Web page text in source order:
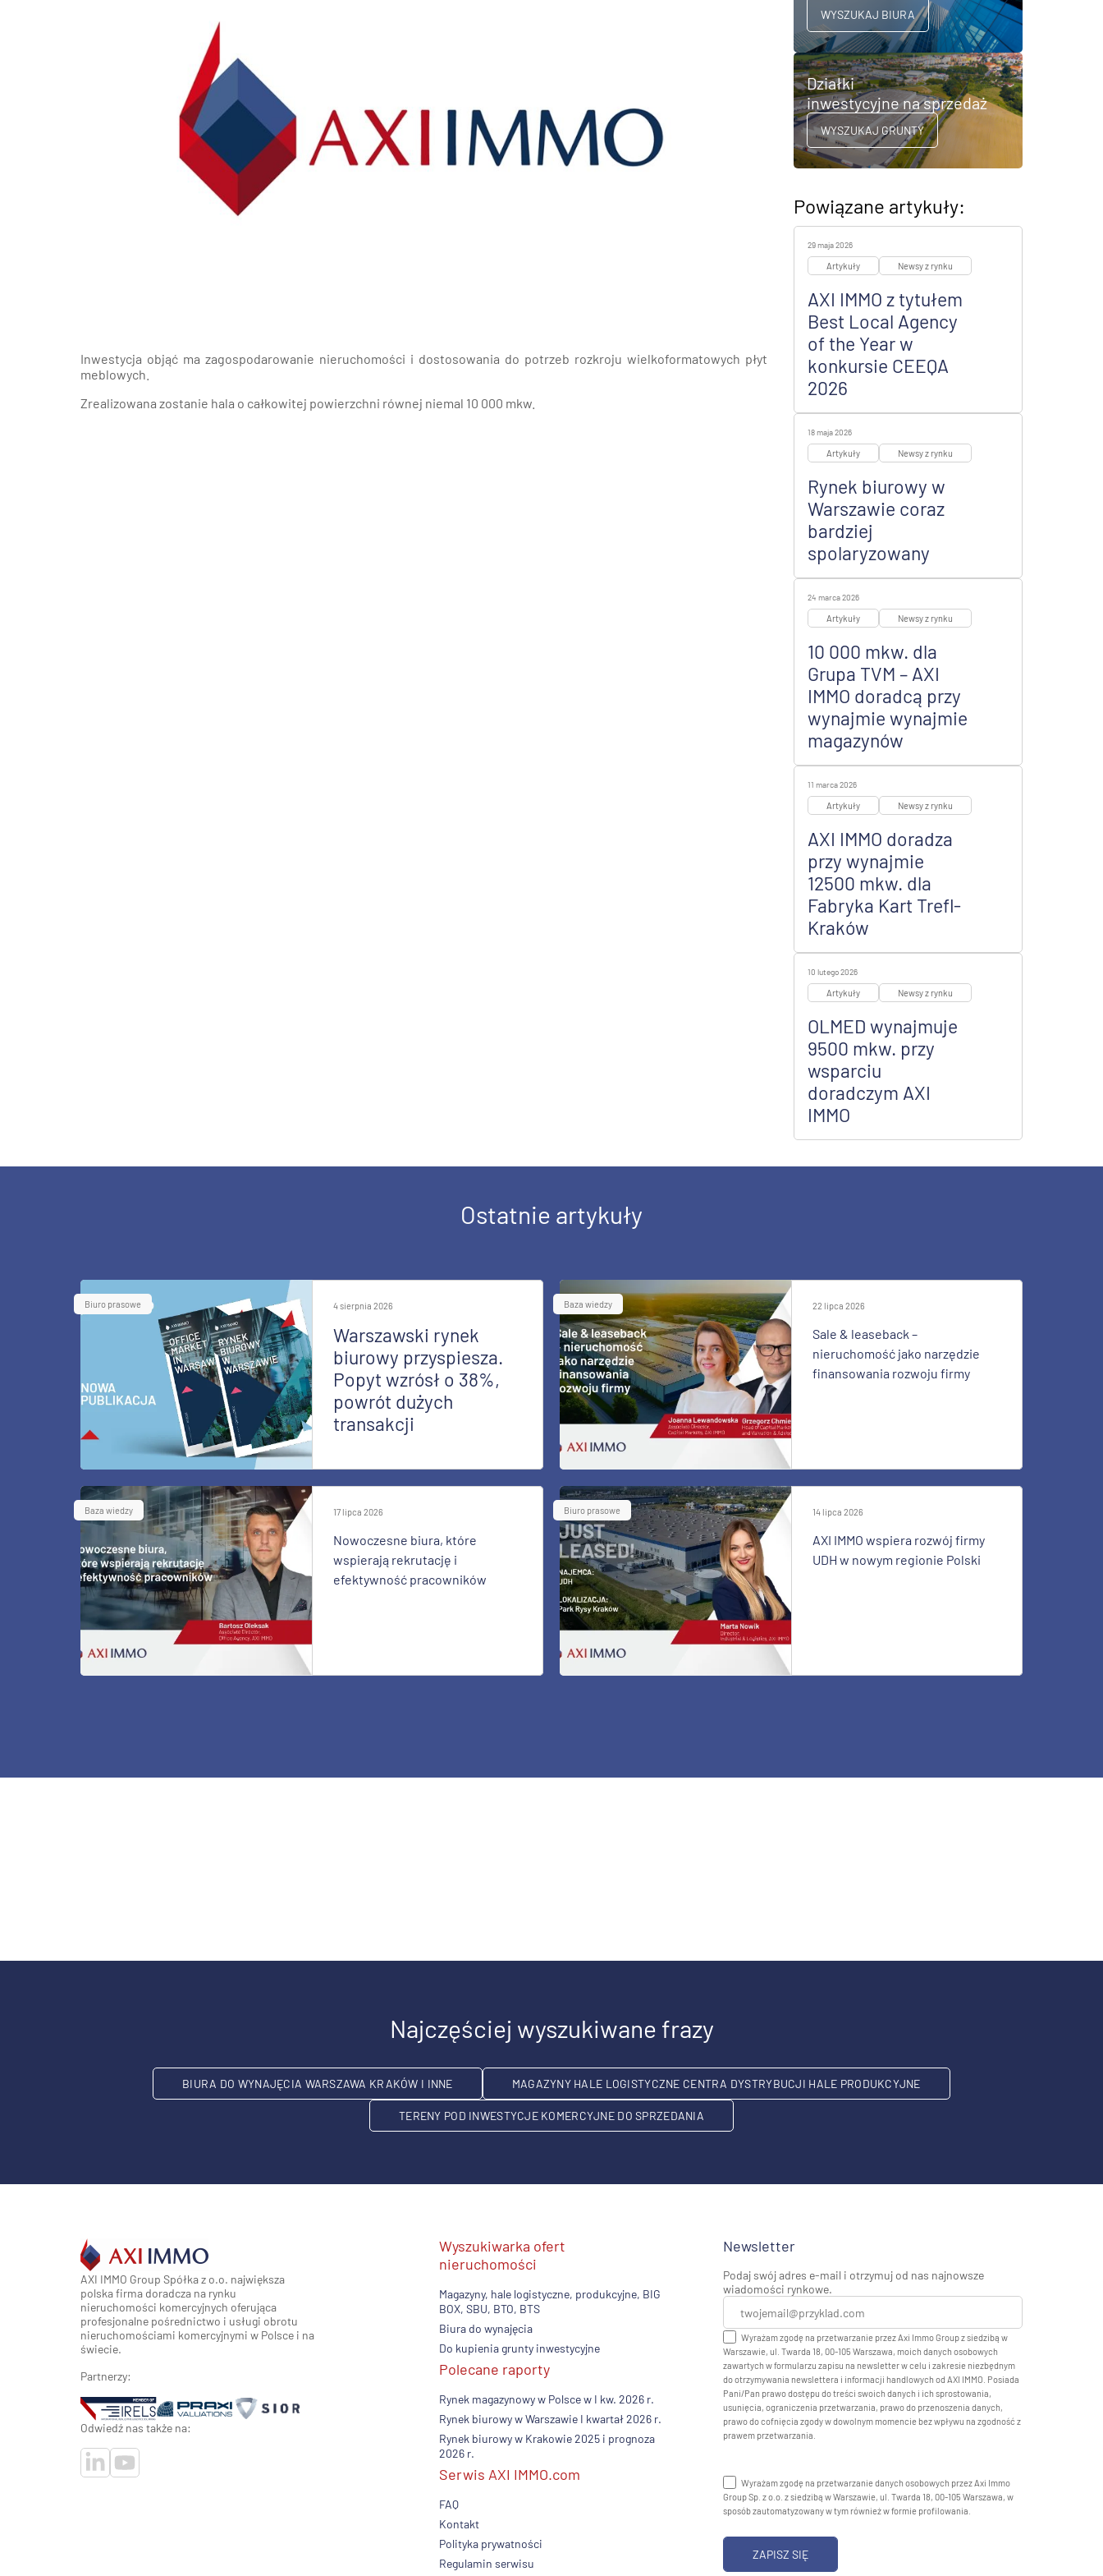
magazynów, hal
logistycznych i
produkcyjnych
Gdańsk i okolice
Inwestycja objąć ma zagospodarowanie nieruchomości i dostosowania do potrzeb rozkroju wielkoformatowych płyt
meblowych.
Zrealizowana zostanie hala o całkowitej powierzchni równej niemal 10 000 mkw.
WYSZUKAJ BIURA
Działki
inwestycyjne na sprzedaż
WYSZUKAJ GRUNTY
Powiązane artykuły:
29 maja 2026
Artykuły Newsy z rynku
AXI IMMO z tytułem
Best Local Agency
of the Year w
konkursie CEEQA
2026
18 maja 2026
Artykuły Newsy z rynku
Rynek biurowy w
Warszawie coraz
bardziej
spolaryzowany
24 marca 2026
Artykuły Newsy z rynku
10 000 mkw. dla
Grupa TVM – AXI
IMMO doradcą przy
wynajmie wynajmie
magazynów
11 marca 2026
Artykuły Newsy z rynku
AXI IMMO doradza
przy wynajmie
12500 mkw. dla
Fabryka Kart Trefl-
Kraków
10 lutego 2026
Artykuły Newsy z rynku
OLMED wynajmuje
9500 mkw. przy
wsparciu
doradczym AXI
IMMO
Ostatnie artykuły
Biuro prasowe 4 sierpnia 2026
Warszawski rynek
biurowy przyspiesza.
Popyt wzrósł o 38%,
powrót dużych
transakcji
Baza wiedzy 22 lipca 2026
Sale & leaseback –
nieruchomość jako narzędzie
finansowania rozwoju firmy
Baza wiedzy 17 lipca 2026
Nowoczesne biura, które
wspierają rekrutację i
efektywność pracowników
Biuro prasowe 14 lipca 2026
AXI IMMO wspiera rozwój firmy
UDH w nowym regionie Polski
Najczęściej wyszukiwane frazy
BIURA DO WYNAJĘCIA WARSZAWA KRAKÓW I INNE MAGAZYNY HALE LOGISTYCZNE CENTRA DYSTRYBUCJI HALE PRODUKCYJNE
TERENY POD INWESTYCJE KOMERCYJNE DO SPRZEDANIA
AXI IMMO Group Spółka z o.o. największa
polska firma doradcza na rynku
nieruchomości komercyjnych oferująca
profesjonalne pośrednictwo i usługi obrotu
nieruchomościami komercyjnymi w Polsce i na
świecie.
Partnerzy:
Odwiedź nas także na:
Wyszukiwarka ofert
nieruchomości
Magazyny, hale logistyczne, produkcyjne, BIG
BOX, SBU, BTO, BTS
Biura do wynajęcia
Do kupienia grunty inwestycyjne
Polecane raporty
Rynek magazynowy w Polsce w I kw. 2026 r.
Rynek biurowy w Warszawie I kwartał 2026 r.
Rynek biurowy w Krakowie 2025 i prognoza
2026 r.
Serwis AXI IMMO.com
FAQ
Kontakt
Polityka prywatności
Regulamin serwisu
Newsletter
Podaj swój adres e-mail i otrzymuj od nas najnowsze
wiadomości rynkowe.
Wyrażam zgodę na przetwarzanie przez Axi Immo Group z siedzibą w
Warszawie, ul. Twarda 18, 00-105 Warszawa, moich danych osobowych
zawartych w formularzu zapisu na newsletter w celu i zakresie niezbędnym
do otrzymywania newslettera i informacji handlowych od AXI IMMO. Posiada
Pani/Pan prawo dostępu do treści swoich danych i ich sprostowania,
usunięcia, ograniczenia przetwarzania, prawo do przenoszenia danych,
prawo do cofnięcia zgody w dowolnym momencie bez wpływu na zgodność z
prawem przetwarzania.
Wyrażam zgodę na przetwarzanie danych osobowych przez Axi Immo
Group Sp. z o.o. z siedzibą w Warszawie, ul. Twarda 18, 00-105 Warszawa, w
sposób zautomatyzowany w tym również w formie profilowania.